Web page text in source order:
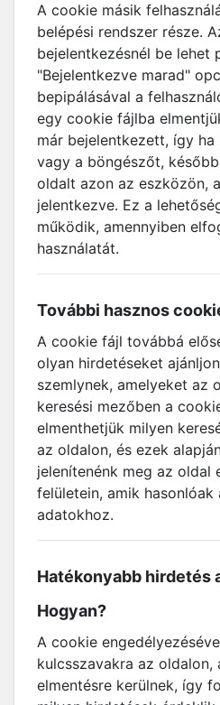
A cookie másik
belépési rendszer része.
bejelentkezésnél be lehet
"Bejelentkezve marad"
bepipálásával a
egy cookie fájlba
már bejelentkezett, így
vagy a böngészőt,
oldalt azon az eszközön,
jelentkezve. Ez a
működik, amennyiben
használatát.
További hasznos
A cookie fájl továbbá
olyan hirdetéseket
szemlynek, amelyeket az
keresési mezőben a
elmenthetjük milyen
az oldalon, és ezek
jelenítenénk meg az oldal
felületein, amik hasonlóak
adatokhoz.
Hatékonyabb hirdetés
Hogyan?
A cookie
kulcsszavakra az oldalon,
elmentésre kerülnek, így